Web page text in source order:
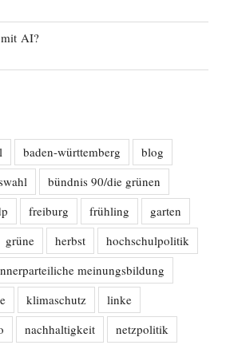
mit AI?
baden-württemberg
blog
bündnis 90/die grünen
freiburg frühling
garten
grüne herbst
hochschulpolitik
meinungsbildung
klimaschutz
linke
nachhaltigkeit netzpolitik